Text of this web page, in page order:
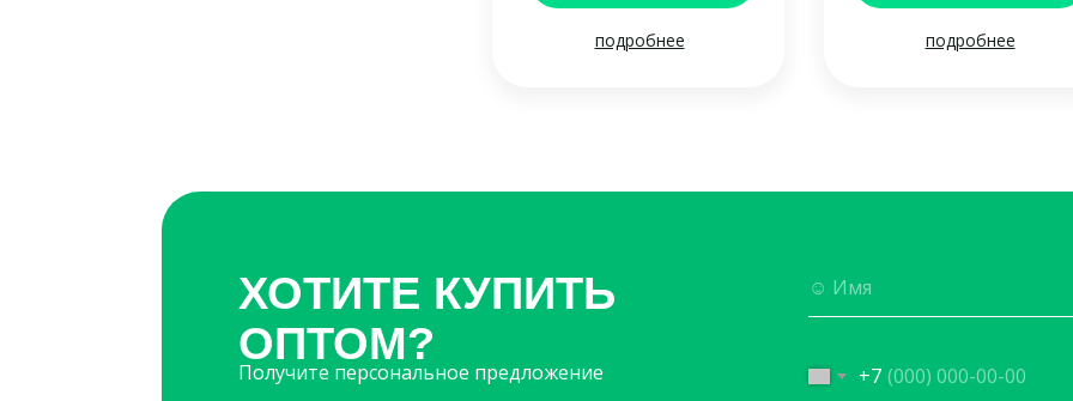
подробнее
подробнее
ХОТИТЕ КУПИТЬ
ОПТОМ?
Получите персональное предложение +7